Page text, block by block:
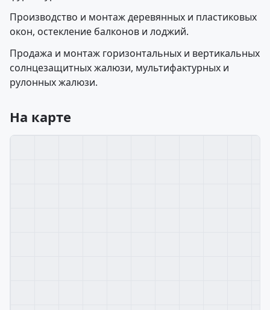
Производство и монтаж деревянных и пластиковых
окон, остекление балконов и лоджий.
Продажа и монтаж горизонтальных и вертикальных
солнцезащитных жалюзи, мультифактурных и
рулонных жалюзи.
На карте